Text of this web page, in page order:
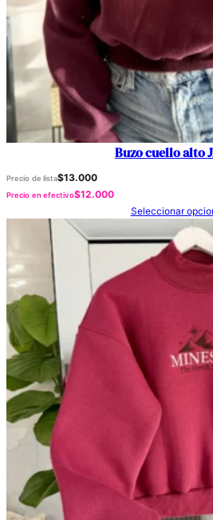
Buzo cuello alto
Precio de lista$13.000
Precio en efectivo$12.000
Seleccionar